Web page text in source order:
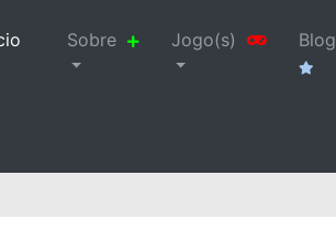
Sobre Jogo(s) Blog